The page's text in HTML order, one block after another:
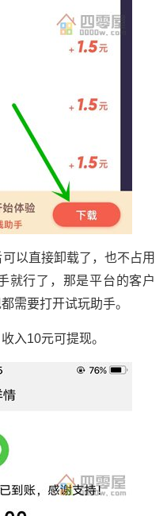
以直接卸载了，也不占用
就行了，那是平台的客户
需要打开试玩助手。
入10元可提现。